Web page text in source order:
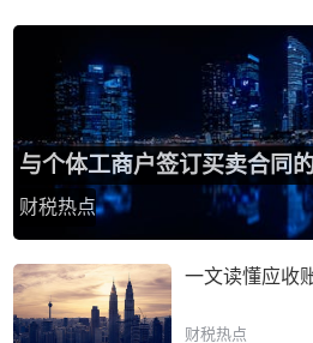
与个体工商户签订买卖合同
财税热点
一文读懂应收
财税热点